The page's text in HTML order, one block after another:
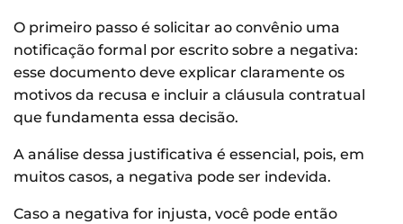
O primeiro passo é solicitar ao convênio uma
notificação formal por escrito sobre a negativa:
esse documento deve explicar claramente os
motivos da recusa e incluir a cláusula contratual
que fundamenta essa decisão.
A análise dessa justificativa é essencial, pois, em
muitos casos, a negativa pode ser indevida.
Caso a negativa for injusta, você pode então